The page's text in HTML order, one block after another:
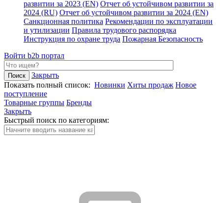
развитии за 2023 (EN) Отчет об устойчивом развитии за
2024 (RU) Отчет об устойчивом развитии за 2024 (EN)
Санкционная политика Рекомендации по эксплуатации
и утилизации Правила трудового распорядка
Инструкция по охране труда Пожарная Безопасность
Войти b2b портал
Закрыть
Показать полный список: Новинки Хиты продаж Новое
поступление
Товарные группы Бренды
Закрыть
Быстрый поиск по категориям: